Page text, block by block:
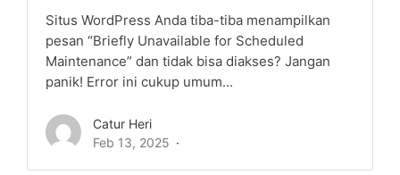
Situs WordPress Anda tiba-tiba menampilkan
pesan “Briefly Unavailable for Scheduled
Maintenance” dan tidak bisa diakses? Jangan
panik! Error ini cukup umum...
Catur Heri
Feb 13, 2025